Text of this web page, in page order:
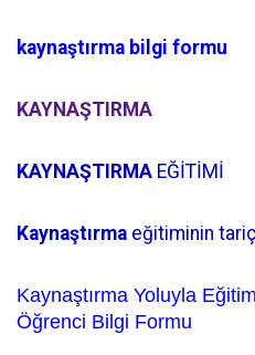
kaynaştırma bilgi formu
KAYNAŞTIRMA
KAYNAŞTIRMA EĞİTİMİ
Kaynaştırma eğitiminin
Kaynaştırma Yoluyla
Öğrenci Bilgi Formu